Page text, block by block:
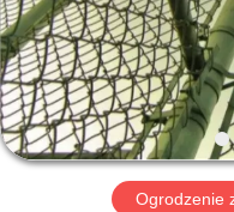
O
NAS
WYCIECZKA
Ogrodzenie